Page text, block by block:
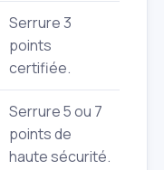
Serrure 3
points
certifiée.
Serrure 5 ou 7
points de
haute sécurité.